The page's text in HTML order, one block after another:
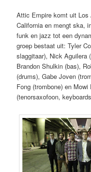
Attic Empire komt uit Los
California en mengt ska,
funk en jazz tot een
groep bestaat uit: Tyler
slaggitaar), Nick Aguilera
Brandon Shulkin (bas),
(drums), Gabe Joven
Fong (trombone) en Mowi
(tenorsaxofoon,